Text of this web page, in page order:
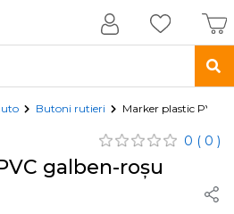
Butoni rutieri Marker plastic PVC
0 ( 0 )
galben-roșu